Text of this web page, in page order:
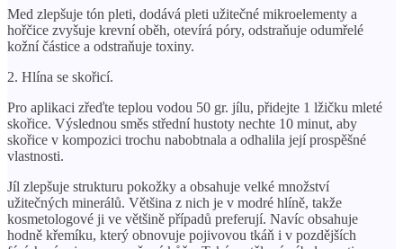
Med zlepšuje tón pleti, dodává pleti užitečné mikroelementy a
hořčice zvyšuje krevní oběh, otevírá póry, odstraňuje odumřelé
kožní částice a odstraňuje toxiny.
2. Hlína se skořicí.
Pro aplikaci zřeďte teplou vodou 50 gr. jílu, přidejte 1 lžičku mleté
​​skořice. Výslednou směs střední hustoty nechte 10 minut, aby
skořice v kompozici trochu nabobtnala a odhalila její prospěšné
vlastnosti.
Jíl zlepšuje strukturu pokožky a obsahuje velké množství
užitečných minerálů. Většina z nich je v modré hlíně, takže
kosmetologové ji ve většině případů preferují. Navíc obsahuje
hodně křemíku, který obnovuje pojivovou tkáň i v pozdějších